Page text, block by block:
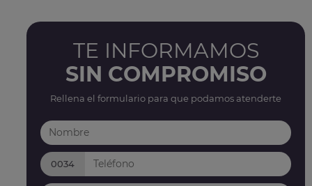
TE INFORMAMOS
SIN COMPROMISO
Rellena el formulario para que podamos atenderte
0034